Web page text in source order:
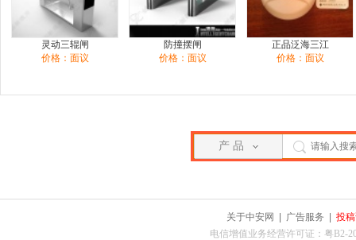
灵动三辊闸
价格：面议
防撞摆闸
价格：面议
正品泛海三江
价格：面议
产 品
关于中安网 广告服务
投
电信增值业务经营许可证：粤